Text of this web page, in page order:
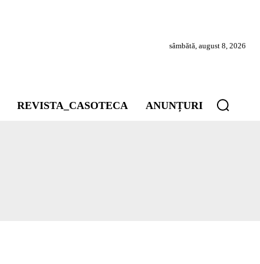
sâmbătă, august 8, 2026
REVISTA_CASOTECA ANUNȚURI